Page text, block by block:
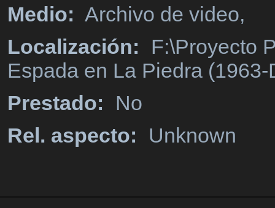
Medio: Archivo de video,
Localización:
F:\Proyecto
Espada en La Piedra
Prestado:
No
Rel. aspecto:
Unknown